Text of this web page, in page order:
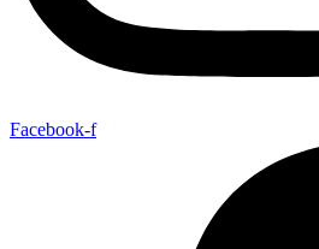
Facebook-f